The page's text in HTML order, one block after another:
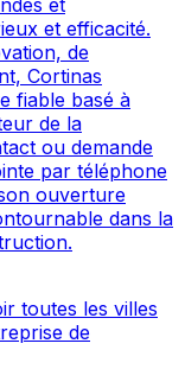
et efficacité.
de
Cortinas
fiable basé à
de la
ou demande
par téléphone
ouverture
dans la
toutes les villes
de